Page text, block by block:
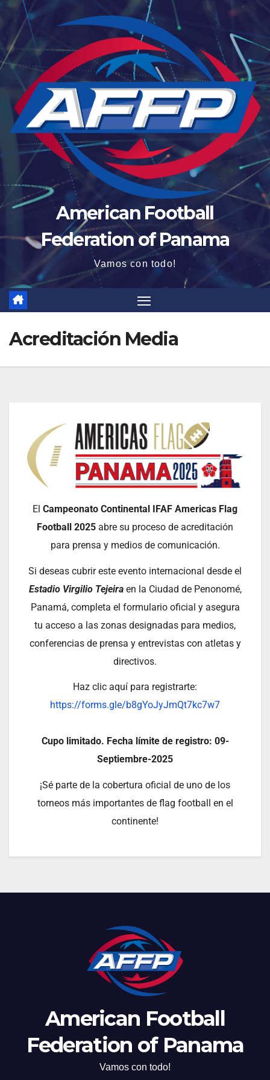
American Football
Federation of Panama
Vamos con todo!
Acreditación Media
El Campeonato Continental IFAF Americas Flag
Football 2025 abre su proceso de acreditación
para prensa y medios de comunicación.
Si deseas cubrir este evento internacional desde el
Estadio Virgilio Tejeiraen la Ciudad de Penonomé,
Panamá, completa el formulario oficial y asegura
tu acceso a las zonas designadas para medios,
conferencias de prensa y entrevistas con atletas y
directivos.
Haz clic aquí para registrarte:
https://forms.gle/b8gYoJyJmQt7kc7w7
Cupo limitado. Fecha límite de registro: 09-
Septiembre-2025
¡Sé parte de la cobertura oficial de uno de los
torneos más importantes de flag football en el
continente!
American Football
Federation of Panama
Vamos con todo!